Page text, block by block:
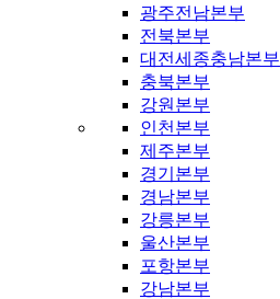
광주전남본부
전북본부
대전세종충남본부
충북본부
강원본부
인천본부
제주본부
경기본부
경남본부
강릉본부
울산본부
포항본부
강남본부